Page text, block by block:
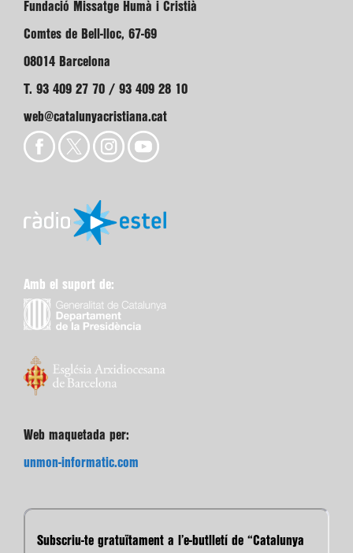
Fundació Missatge Humà i Cristià
Comtes de Bell-lloc, 67-69
08014 Barcelona
T. 93 409 27 70 / 93 409 28 10
web@catalunyacristiana.cat
Amb el suport de:
Web maquetada per:
unmon-informatic.com
Subscriu-te gratuïtament a l’e-butlletí de “Catalunya